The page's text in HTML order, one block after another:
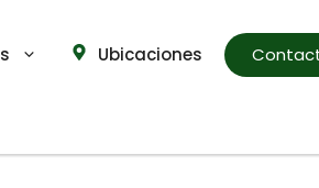
Ubicaciones